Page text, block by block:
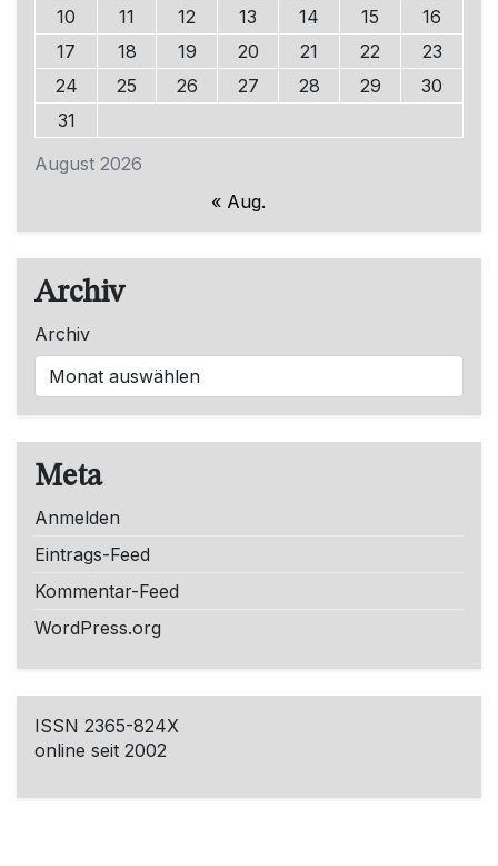
August 2026
10
11 12 13 14 15
16
17
18 19 20 21 22
23
24
25 26 27 28 29
30
31
« Aug.
Archiv
Archiv
Meta
Anmelden
Eintrags-Feed
Kommentar-Feed
WordPress.org
ISSN 2365-824X
online seit 2002